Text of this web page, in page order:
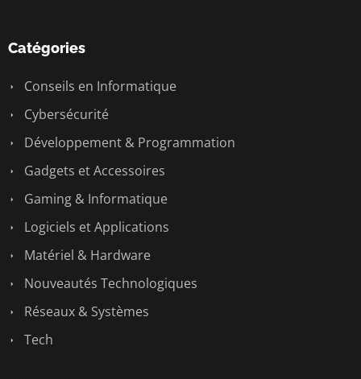
Catégories
Conseils en Informatique
Cybersécurité
Développement & Programmation
Gadgets et Accessoires
Gaming & Informatique
Logiciels et Applications
Matériel & Hardware
Nouveautés Technologiques
Réseaux & Systèmes
Tech